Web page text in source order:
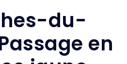
du-
en